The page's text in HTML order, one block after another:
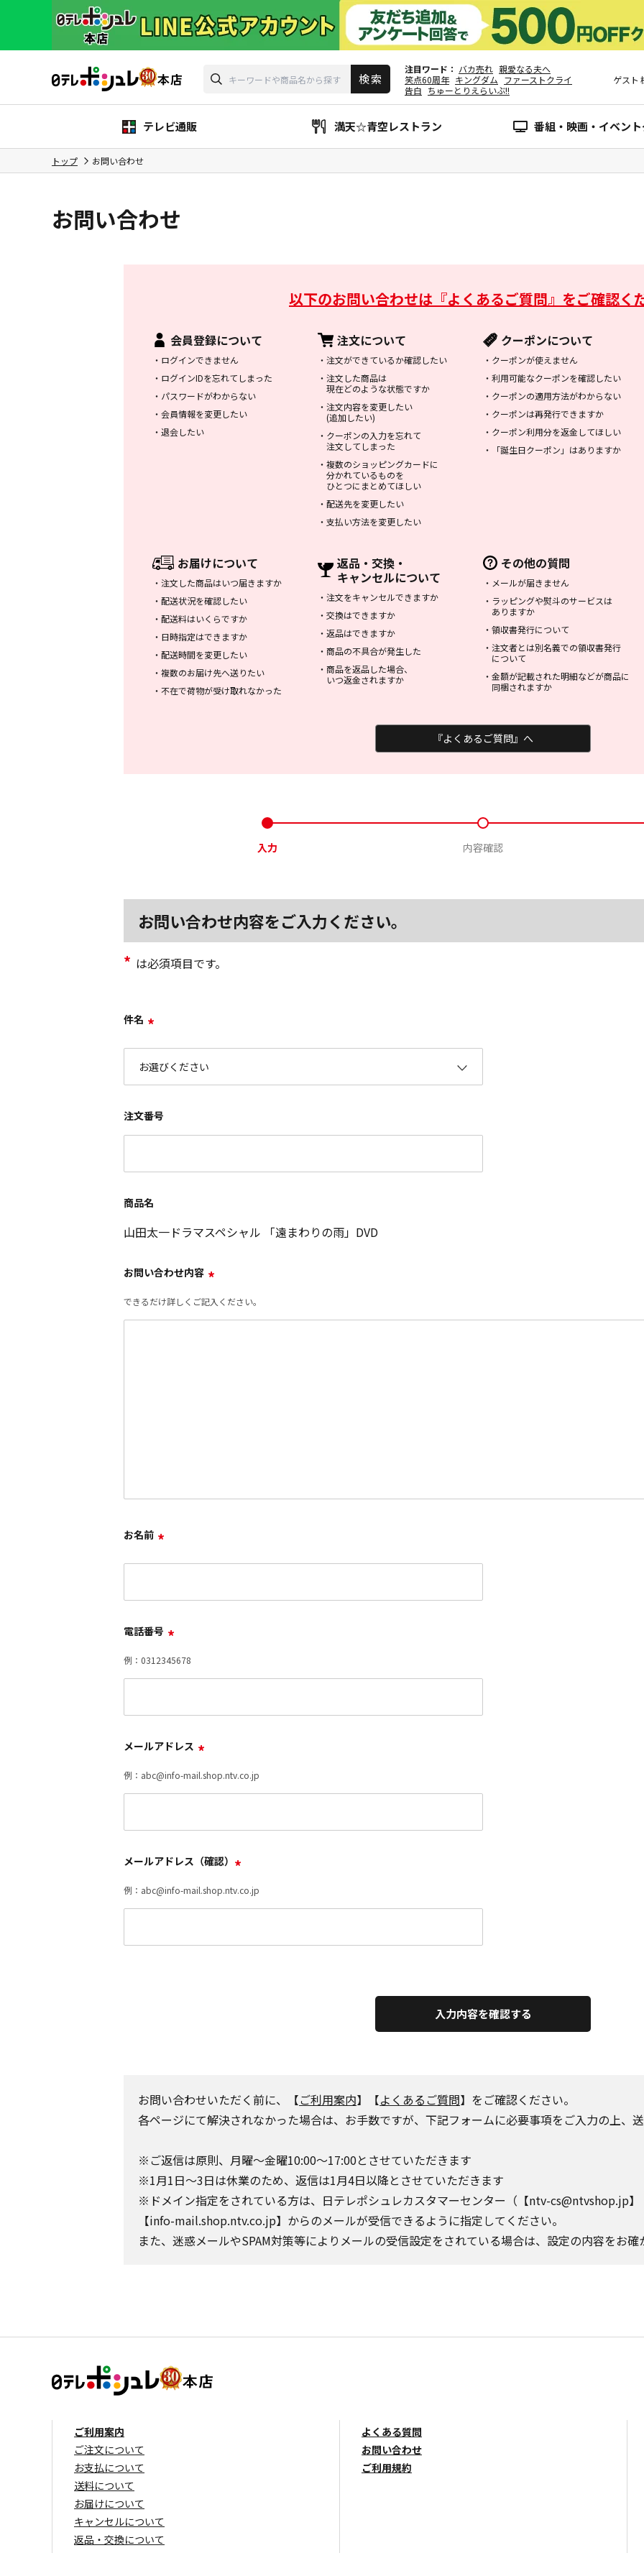
注目ワード バカ売れ 親愛なる夫へ
笑点60周年 キングダム ファーストクライ
告白 ちゅーとりえらいぶ!!
ゲスト
テレビ通販 満天☆青空レストラン 番組・映画・イベン
トップ お問い合わせ
お問い合わせ
以下のお問い合わせは 『よくあるご質問』をご確認く
会員登録について
・ ログインできません
・ ログインIDを忘れてしまった
・ パスワードがわからない
・ 会員情報を変更したい
・ 退会したい
注文について
・ 注文ができているか確認したい
・ 注文した商品は
現在どのような状態ですか
・ 注文内容を変更したい
(追加したい)
・ クーポンの入力を忘れて
注文してしまった
・ 複数のショッピングカードに
分かれているものを
ひとつにまとめてほしい
・ 配送先を変更したい
・ 支払い方法を変更したい
クーポンについて
・ クーポンが使えません
・ 利用可能なクーポンを確認したい
・ クーポンの適用方法がわからない
・ クーポンは再発行できますか
・ クーポン利用分を返金してほしい
・
「誕生日クーポン」はありますか
お届けについて
・ 注文した商品はいつ届きますか
・ 配送状況を確認したい
・ 配送料はいくらですか
・ 日時指定はできますか
・ 配送時間を変更したい
・ 複数のお届け先へ送りたい
・ 不在で荷物が受け取れなかった
返品・交換・
キャンセルについて
・ 注文をキャンセルできますか
・ 交換はできますか
・ 返品はできますか
・ 商品の不具合が発生した
・ 商品を返品した場合、
いつ返金されますか
その他の質問
・ メールが届きません
・ ラッピングや熨斗のサービスは
ありますか
・ 領収書発行について
・ 注文者とは別名義での領収書発行
について
・ 金額が記載された明細などが商品に
同梱されますか
『よくあるご質問』へ
入力 内容確認
お問い合わせ内容をご入力ください。
* は必須項目です。
件名 *
注文番号
商品名
山田太一ドラマスペシャル 「遠まわりの雨」DVD
お問い合わせ内容 *
できるだけ詳しくご記入ください。
お名前 *
電話番号 *
例：0312345678
メールアドレス *
例：abc@info-mail.shop.ntv.co.jp
メールアドレス（確認） *
例：abc@info-mail.shop.ntv.co.jp
入力内容を確認する
お問い合わせいただく前に、【ご利用案内】【よくあるご質問】をご確認ください。
各ページにて解決されなかった場合は、お手数ですが、下記フォームに必要事項をご入力の上、
※ご返信は原則、月曜～金曜10:00～17:00とさせていただきます
※1月1日～3日は休業のため、返信は1月4日以降とさせていただきます
※ドメイン指定をされている方は、日テレポシュレカスタマーセンター（【ntv-cs@ntvshop.jp
【info-mail.shop.ntv.co.jp】からのメールが受信できるように指定してください。
また、迷惑メールやSPAM対策等によりメールの受信設定をされている場合は、設定の内容をお
ご利用案内
ご注文について
お支払について
送料について
お届けについて
キャンセルについて
返品・交換について
よくある質問
お問い合わせ
ご利用規約